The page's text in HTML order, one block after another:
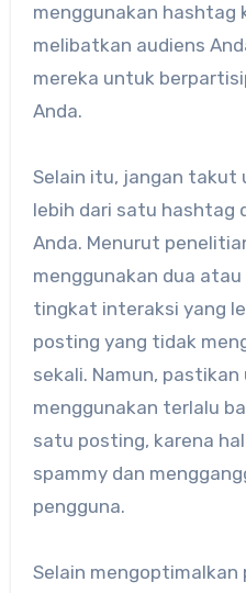
menggunakan hashtag
melibatkan audiens
mereka untuk
Anda.
Selain itu, jangan takut
lebih dari satu hashtag
Anda. Menurut
menggunakan dua
tingkat interaksi yang
posting yang tidak
sekali. Namun,
menggunakan terlalu
satu posting, karena
spammy dan
pengguna.
Selain